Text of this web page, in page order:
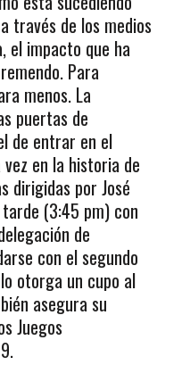
través de los medios
el impacto que ha
Para
menos. La
puertas de
de entrar en el
en la historia de
dirigidas por José
(3:45 pm) con
de
con el segundo
otorga un cupo al
asegura su
Juegos